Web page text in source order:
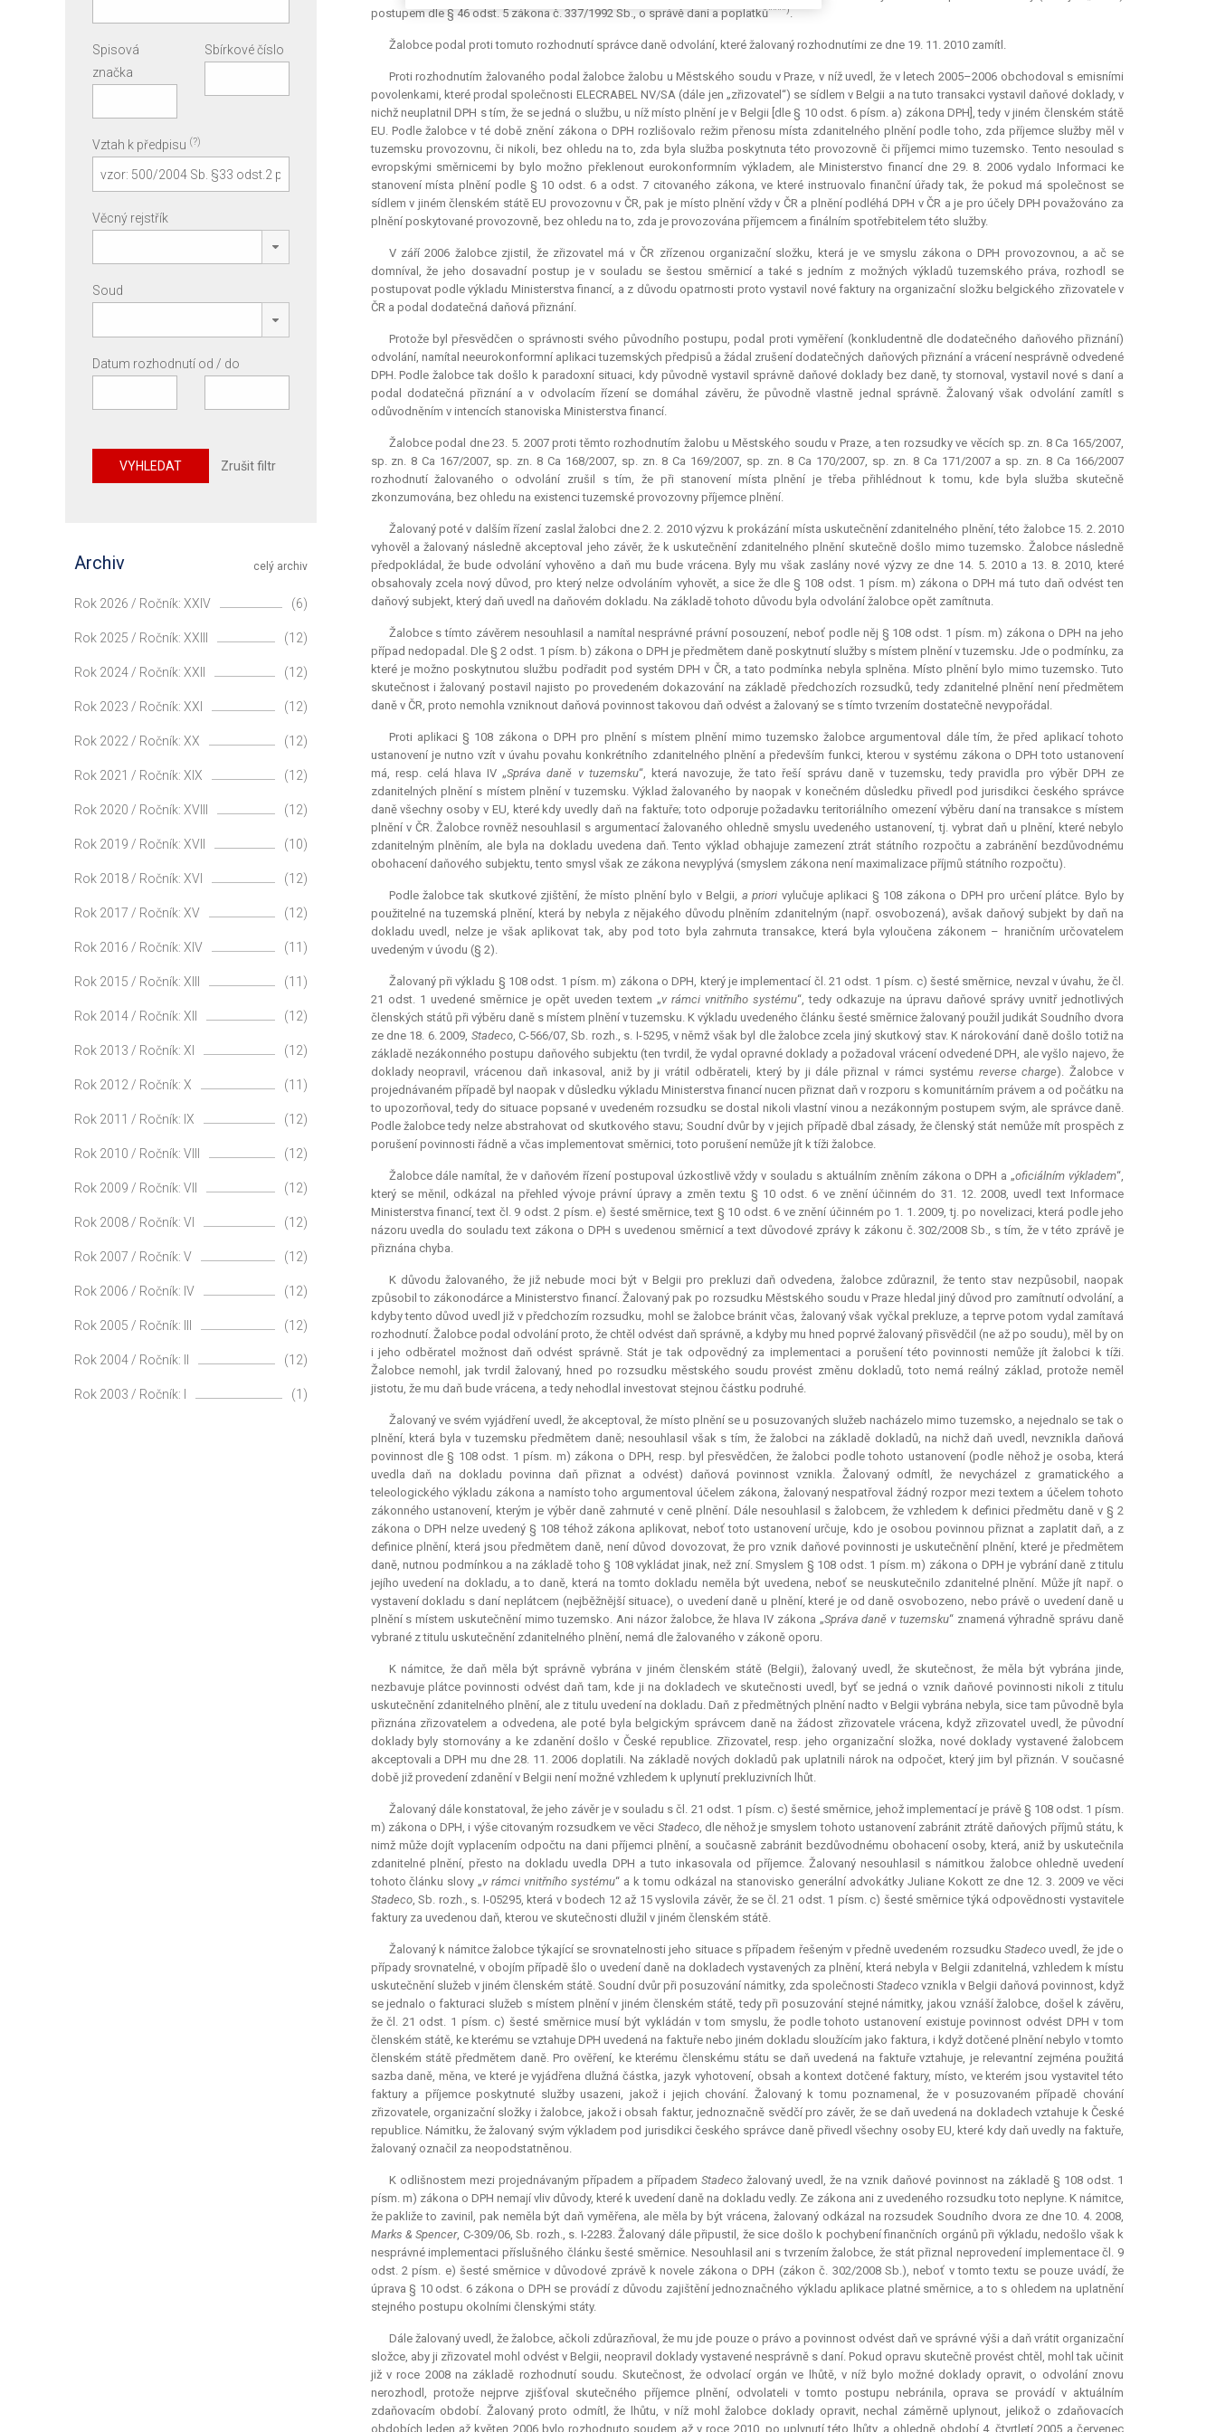
postupem dle § 46 odst. 5 zákona č. 337/1992 Sb., o správě daní a poplatků****).
Žalobce podal proti tomuto rozhodnutí správce daně odvolání, které žalovaný rozhodnutími ze dne 19. 11. 2010 zamítl.
Proti rozhodnutím žalovaného podal žalobce žalobu u Městského soudu v Praze, v níž uvedl, že v letech 2005–2006 obchodoval s emisními
povolenkami, které prodal společnosti ELECRABEL NV/SA (dále jen „zřizovatel“) se sídlem v Belgii a na tuto transakci vystavil daňové doklady, v
nichž neuplatnil DPH s tím, že se jedná o službu, u níž místo plnění je v Belgii [dle § 10 odst. 6 písm. a) zákona DPH], tedy v jiném členském státě
EU. Podle žalobce v té době znění zákona o DPH rozlišovalo režim přenosu místa zdanitelného plnění podle toho, zda příjemce služby měl v
tuzemsku provozovnu, či nikoli, bez ohledu na to, zda byla služba poskytnuta této provozovně či příjemci mimo tuzemsko. Tento nesoulad s
evropskými směrnicemi by bylo možno překlenout eurokonformním výkladem, ale Ministerstvo financí dne 29. 8. 2006 vydalo Informaci ke
stanovení místa plnění podle § 10 odst. 6 a odst. 7 citovaného zákona, ve které instruovalo finanční úřady tak, že pokud má společnost se
sídlem v jiném členském státě EU provozovnu v ČR, pak je místo plnění vždy v ČR a plnění podléhá DPH v ČR a je pro účely DPH považováno za
plnění poskytované provozovně, bez ohledu na to, zda je provozována příjemcem a finálním spotřebitelem této služby.
V září 2006 žalobce zjistil, že zřizovatel má v ČR zřízenou organizační složku, která je ve smyslu zákona o DPH provozovnou, a ač se
domníval, že jeho dosavadní postup je v souladu se šestou směrnicí a také s jedním z možných výkladů tuzemského práva, rozhodl se
postupovat podle výkladu Ministerstva financí, a z důvodu opatrnosti proto vystavil nové faktury na organizační složku belgického zřizovatele v
ČR a podal dodatečná daňová přiznání.
Protože byl přesvědčen o správnosti svého původního postupu, podal proti vyměření (konkludentně dle dodatečného daňového přiznání)
odvolání, namítal neeurokonformní aplikaci tuzemských předpisů a žádal zrušení dodatečných daňových přiznání a vrácení nesprávně odvedené
DPH. Podle žalobce tak došlo k paradoxní situaci, kdy původně vystavil správně daňové doklady bez daně, ty stornoval, vystavil nové s daní a
podal dodatečná přiznání a v odvolacím řízení se domáhal závěru, že původně vlastně jednal správně. Žalovaný však odvolání zamítl s
odůvodněním v intencích stanoviska Ministerstva financí.
Žalobce podal dne 23. 5. 2007 proti těmto rozhodnutím žalobu u Městského soudu v Praze, a ten rozsudky ve věcích sp. zn. 8 Ca 165/2007,
sp. zn. 8 Ca 167/2007, sp. zn. 8 Ca 168/2007, sp. zn. 8 Ca 169/2007, sp. zn. 8 Ca 170/2007, sp. zn. 8 Ca 171/2007 a sp. zn. 8 Ca 166/2007
rozhodnutí žalovaného o odvolání zrušil s tím, že při stanovení místa plnění je třeba přihlédnout k tomu, kde byla služba skutečně
zkonzumována, bez ohledu na existenci tuzemské provozovny příjemce plnění.
Žalovaný poté v dalším řízení zaslal žalobci dne 2. 2. 2010 výzvu k prokázání místa uskutečnění zdanitelného plnění, této žalobce 15. 2. 2010
vyhověl a žalovaný následně akceptoval jeho závěr, že k uskutečnění zdanitelného plnění skutečně došlo mimo tuzemsko. Žalobce následně
předpokládal, že bude odvolání vyhověno a daň mu bude vrácena. Byly mu však zaslány nové výzvy ze dne 14. 5. 2010 a 13. 8. 2010, které
obsahovaly zcela nový důvod, pro který nelze odvoláním vyhovět, a sice že dle § 108 odst. 1 písm. m) zákona o DPH má tuto daň odvést ten
daňový subjekt, který daň uvedl na daňovém dokladu. Na základě tohoto důvodu byla odvolání žalobce opět zamítnuta.
Žalobce s tímto závěrem nesouhlasil a namítal nesprávné právní posouzení, neboť podle něj § 108 odst. 1 písm. m) zákona o DPH na jeho
případ nedopadal. Dle § 2 odst. 1 písm. b) zákona o DPH je předmětem daně poskytnutí služby s místem plnění v tuzemsku. Jde o podmínku, za
které je možno poskytnutou službu podřadit pod systém DPH v ČR, a tato podmínka nebyla splněna. Místo plnění bylo mimo tuzemsko. Tuto
skutečnost i žalovaný postavil najisto po provedeném dokazování na základě předchozích rozsudků, tedy zdanitelné plnění není předmětem
daně v ČR, proto nemohla vzniknout daňová povinnost takovou daň odvést a žalovaný se s tímto tvrzením dostatečně nevypořádal.
Proti aplikaci § 108 zákona o DPH pro plnění s místem plnění mimo tuzemsko žalobce argumentoval dále tím, že před aplikací tohoto
ustanovení je nutno vzít v úvahu povahu konkrétního zdanitelného plnění a především funkci, kterou v systému zákona o DPH toto ustanovení
má, resp. celá hlava IV „Správa daně v tuzemsku“, která navozuje, že tato řeší správu daně v tuzemsku, tedy pravidla pro výběr DPH ze
zdanitelných plnění s místem plnění v tuzemsku. Výklad žalovaného by naopak v konečném důsledku přivedl pod jurisdikci českého správce
daně všechny osoby v EU, které kdy uvedly daň na faktuře; toto odporuje požadavku teritoriálního omezení výběru daní na transakce s místem
plnění v ČR. Žalobce rovněž nesouhlasil s argumentací žalovaného ohledně smyslu uvedeného ustanovení, tj. vybrat daň u plnění, které nebylo
zdanitelným plněním, ale byla na dokladu uvedena daň. Tento výklad obhajuje zamezení ztrát státního rozpočtu a zabránění bezdůvodnému
obohacení daňového subjektu, tento smysl však ze zákona nevyplývá (smyslem zákona není maximalizace příjmů státního rozpočtu).
Podle žalobce tak skutkové zjištění, že místo plnění bylo v Belgii, a priori vylučuje aplikaci § 108 zákona o DPH pro určení plátce. Bylo by
použitelné na tuzemská plnění, která by nebyla z nějakého důvodu plněním zdanitelným (např. osvobozená), avšak daňový subjekt by daň na
dokladu uvedl, nelze je však aplikovat tak, aby pod toto byla zahrnuta transakce, která byla vyloučena zákonem – hraničním určovatelem
uvedeným v úvodu (§ 2).
Žalovaný při výkladu § 108 odst. 1 písm. m) zákona o DPH, který je implementací čl. 21 odst. 1 písm. c) šesté směrnice, nevzal v úvahu, že čl.
21 odst. 1 uvedené směrnice je opět uveden textem „v rámci vnitřního systému“, tedy odkazuje na úpravu daňové správy uvnitř jednotlivých
členských států při výběru daně s místem plnění v tuzemsku. K výkladu uvedeného článku šesté směrnice žalovaný použil judikátSoudního dvora
ze dne 18. 6. 2009, Stadeco, C-566/07, Sb. rozh., s. I-5295, v němž však byl dle žalobce zcela jiný skutkový stav. K nárokování daně došlo totiž na
základě nezákonného postupu daňového subjektu (ten tvrdil, že vydal opravné doklady a požadoval vrácení odvedené DPH, ale vyšlo najevo, že
doklady neopravil, vrácenou daň inkasoval, aniž by ji vrátil odběrateli, který by ji dále přiznal v rámci systému reverse charge). Žalobce v
projednávaném případě byl naopak v důsledku výkladu Ministerstva financí nucen přiznat daň v rozporu s komunitárním právem a od počátku na
to upozorňoval, tedy do situace popsané v uvedeném rozsudku se dostal nikoli vlastní vinou a nezákonným postupem svým, ale správce daně.
Podle žalobce tedy nelze abstrahovat od skutkového stavu; Soudní dvůr by v jejich případě dbal zásady, že členský stát nemůže mít prospěch z
porušení povinnosti řádně a včas implementovat směrnici, toto porušení nemůže jít k tíži žalobce.
Žalobce dále namítal, že v daňovém řízení postupoval úzkostlivě vždy v souladu s aktuálním zněním zákona o DPH a „oficiálním výkladem“,
který se měnil, odkázal na přehled vývoje právní úpravy a změn textu § 10 odst. 6 ve znění účinném do 31. 12. 2008, uvedl text Informace
Ministerstva financí, text čl. 9 odst. 2 písm. e) šesté směrnice, text § 10 odst. 6 ve znění účinném po 1. 1. 2009, tj. po novelizaci, která podle jeho
názoru uvedla do souladu text zákona o DPH s uvedenou směrnicí a text důvodové zprávy k zákonu č. 302/2008 Sb., s tím, že v této zprávě je
přiznána chyba.
K důvodu žalovaného, že již nebude moci být v Belgii pro prekluzi daň odvedena, žalobce zdůraznil, že tento stav nezpůsobil, naopak
způsobil to zákonodárce a Ministerstvo financí. Žalovaný pak po rozsudku Městského soudu v Praze hledal jiný důvod pro zamítnutí odvolání, a
kdyby tento důvod uvedl již v předchozím rozsudku, mohl se žalobce bránit včas, žalovaný však vyčkal prekluze, a teprve potom vydal zamítavá
rozhodnutí. Žalobce podal odvolání proto, že chtěl odvést daň správně, a kdyby mu hned poprvé žalovaný přisvědčil (ne až po soudu), měl by on
i jeho odběratel možnost daň odvést správně. Stát je tak odpovědný za implementaci a porušení této povinnosti nemůže jít žalobci k tíži.
Žalobce nemohl, jak tvrdil žalovaný, hned po rozsudku městského soudu provést změnu dokladů, toto nemá reálný základ, protože neměl
jistotu, že mu daň bude vrácena, a tedy nehodlal investovat stejnou částku podruhé.
Žalovaný ve svém vyjádření uvedl, že akceptoval, že místo plnění se u posuzovaných služeb nacházelo mimo tuzemsko, a nejednalo se tak o
plnění, která byla v tuzemsku předmětem daně; nesouhlasil však s tím, že žalobci na základě dokladů, na nichž daň uvedl, nevznikla daňová
povinnost dle § 108 odst. 1 písm. m) zákona o DPH, resp. byl přesvědčen, že žalobci podle tohoto ustanovení (podle něhož je osoba, která
uvedla daň na dokladu povinna daň přiznat a odvést) daňová povinnost vznikla. Žalovaný odmítl, že nevycházel z gramatického a
teleologického výkladu zákona a namísto toho argumentoval účelem zákona, žalovaný nespatřoval žádný rozpor mezi textem a účelem tohoto
zákonného ustanovení, kterým je výběr daně zahrnuté v ceně plnění. Dále nesouhlasil s žalobcem, že vzhledem k definici předmětu daně v § 2
zákona o DPH nelze uvedený § 108 téhož zákona aplikovat, neboť toto ustanovení určuje, kdo je osobou povinnou přiznat a zaplatit daň, a z
definice plnění, která jsou předmětem daně, není důvod dovozovat, že pro vznik daňové povinnosti je uskutečnění plnění, které je předmětem
daně, nutnou podmínkou a na základě toho § 108 vykládat jinak, než zní. Smyslem § 108 odst. 1 písm. m) zákona o DPH je vybrání daně z titulu
jejího uvedení na dokladu, a to daně, která na tomto dokladu neměla být uvedena, neboť se neuskutečnilo zdanitelné plnění. Může jít např. o
vystavení dokladu s daní neplátcem (nejběžnější situace), o uvedení daně u plnění, které je od daně osvobozeno, nebo právě o uvedení daně u
plnění s místem uskutečnění mimo tuzemsko. Ani názor žalobce, že hlava IV zákona „Správa daně v tuzemsku“ znamená výhradně správu daně
vybrané z titulu uskutečnění zdanitelného plnění, nemá dle žalovaného v zákoně oporu.
K námitce, že daň měla být správně vybrána v jiném členském státě (Belgii), žalovaný uvedl, že skutečnost, že měla být vybrána jinde,
nezbavuje plátce povinnosti odvést daň tam, kde ji na dokladech ve skutečnosti uvedl, byť se jedná o vznik daňové povinnosti nikoli z titulu
uskutečnění zdanitelného plnění, ale z titulu uvedení na dokladu. Daň z předmětných plnění nadto v Belgii vybrána nebyla, sice tam původně byla
přiznána zřizovatelem a odvedena, ale poté byla belgickým správcem daně na žádost zřizovatele vrácena, když zřizovatel uvedl, že původní
doklady byly stornovány a ke zdanění došlo v České republice. Zřizovatel, resp. jeho organizační složka, nové doklady vystavené žalobcem
akceptovali a DPH mu dne 28. 11. 2006 doplatili. Na základě nových dokladů pak uplatnili nárok na odpočet, který jim byl přiznán. V současné
době již provedení zdanění v Belgii není možné vzhledem k uplynutí prekluzivních lhůt.
Žalovaný dále konstatoval, že jeho závěr je v souladu s čl. 21 odst. 1 písm. c) šesté směrnice, jehož implementací je právě § 108 odst. 1 písm.
m) zákona o DPH, i výše citovaným rozsudkem ve věci Stadeco, dle něhož je smyslem tohoto ustanovení zabránit ztrátě daňových příjmů státu, k
nimž může dojít vyplacením odpočtu na dani příjemci plnění, a současně zabránit bezdůvodnému obohacení osoby, která, aniž by uskutečnila
zdanitelné plnění, přesto na dokladu uvedla DPH a tuto inkasovala od příjemce. Žalovaný nesouhlasil s námitkou žalobce ohledně uvedení
tohoto článku slovy „v rámci vnitřního systému“ a k tomu odkázal na stanovisko generální advokátky Juliane Kokott ze dne 12. 3. 2009 ve věci
Stadeco, Sb. rozh., s. I-05295, která v bodech 12 až 15 vyslovila závěr, že se čl. 21 odst. 1 písm. c) šesté směrnice týká odpovědnosti vystavitele
faktury za uvedenou daň, kterou ve skutečnosti dlužil v jiném členském státě.
Žalovaný k námitce žalobce týkající se srovnatelnosti jeho situace s případem řešeným v předně uvedeném rozsudku Stadecouvedl, že jde o
případy srovnatelné, v obojím případě šlo o uvedení daně na dokladech vystavených za plnění, která nebyla v Belgii zdanitelná, vzhledem k místu
uskutečnění služeb v jiném členském státě. Soudní dvůr při posuzování námitky, zda společnosti Stadecovznikla v Belgii daňová povinnost, když
se jednalo o fakturaci služeb s místem plnění v jiném členském státě, tedy při posuzování stejné námitky, jakou vznáší žalobce, došel k závěru,
že čl. 21 odst. 1 písm. c) šesté směrnice musí být vykládán v tom smyslu, že podle tohoto ustanovení existuje povinnost odvést DPH v tom
členském státě, ke kterému se vztahuje DPH uvedená na faktuře nebo jiném dokladu sloužícím jako faktura, i když dotčené plnění nebylo v tomto
členském státě předmětem daně. Pro ověření, ke kterému členskému státu se daň uvedená na faktuře vztahuje, jerelevantní zejména použitá
sazba daně, měna, ve které je vyjádřena dlužná částka, jazyk vyhotovení, obsah a kontext dotčené faktury, místo, ve kterém jsou vystavitel této
faktury a příjemce poskytnuté služby usazeni, jakož i jejich chování. Žalovaný k tomu poznamenal, že v posuzovaném případě chování
zřizovatele, organizační složky i žalobce, jakož i obsah faktur, jednoznačně svědčí pro závěr, že se daň uvedená na dokladech vztahuje k České
republice. Námitku, že žalovaný svým výkladem pod jurisdikci českého správce daně přivedl všechny osoby EU, které kdy daň uvedly na faktuře,
žalovaný označil za neopodstatněnou.
K odlišnostem mezi projednávaným případem a případemStadeco žalovaný uvedl, že na vznik daňové povinnost na základě § 108 odst. 1
písm. m) zákona o DPH nemají vliv důvody, které k uvedení daně na dokladu vedly. Ze zákona ani z uvedeného rozsudku toto neplyne. K námitce,
že pakliže to zavinil, pak neměla být daň vyměřena, ale měla by být vrácena, žalovaný odkázal na rozsudek Soudního dvora ze dne 10. 4. 2008,
Marks & Spencer, C-309/06, Sb. rozh., s. I-2283. Žalovaný dále připustil, že sice došlo k pochybení finančních orgánů při výkladu, nedošlo však k
nesprávné implementaci příslušného článku šesté směrnice. Nesouhlasil ani s tvrzením žalobce, že stát přiznal neprovedení implementace čl. 9
odst. 2 písm. e) šesté směrnice v důvodové zprávě k novele zákona o DPH (zákon č. 302/2008 Sb.), neboť v tomto textu se pouze uvádí, že
úprava § 10 odst. 6 zákona o DPH se provádí z důvodu zajištění jednoznačného výkladu aplikace platné směrnice, a to s ohledem na uplatnění
stejného postupu okolními členskými státy.
Dále žalovaný uvedl, že žalobce, ačkoli zdůrazňoval, že mu jde pouze o právo a povinnost odvést daň ve správné výši a daň vrátit organizační
složce, aby ji zřizovatel mohl odvést v Belgii, neopravil doklady vystavené nesprávně s daní. Pokud opravu skutečně provést chtěl, mohl tak učinit
již v roce 2008 na základě rozhodnutí soudu. Skutečnost, že odvolací orgán ve lhůtě, v níž bylo možné doklady opravit, o odvolání znovu
nerozhodl, protože nejprve zjišťoval skutečného příjemce plnění, odvolateli v tomto postupu nebránila, oprava se provádí v aktuálním
zdaňovacím období. Žalovaný proto odmítl, že lhůtu, v níž mohl žalobce doklady opravit, nechal záměrně uplynout, jelikož o zdaňovacích
obdobích leden až květen 2006 bylo rozhodnuto soudem až v roce 2010, po uplynutí této lhůty, a ohledně období 4. čtvrtletí 2005 a červenec
Spisová
značka
Sbírkové číslo
Vztah k předpisu (?)
Věcný rejstřík
Soud
Datum rozhodnutí od / do
VYHLEDAT Zrušit filtr
celý archiv
Archiv
Rok 2026 / Ročník: XXIV (6)
Rok 2025 / Ročník: XXIII (12)
Rok 2024 / Ročník: XXII (12)
Rok 2023 / Ročník: XXI (12)
Rok 2022 / Ročník: XX (12)
Rok 2021 / Ročník: XIX (12)
Rok 2020 / Ročník: XVIII (12)
Rok 2019 / Ročník: XVII (10)
Rok 2018 / Ročník: XVI (12)
Rok 2017 / Ročník: XV (12)
Rok 2016 / Ročník: XIV (11)
Rok 2015 / Ročník: XIII (11)
Rok 2014 / Ročník: XII (12)
Rok 2013 / Ročník: XI (12)
Rok 2012 / Ročník: X (11)
Rok 2011 / Ročník: IX (12)
Rok 2010 / Ročník: VIII (12)
Rok 2009 / Ročník: VII (12)
Rok 2008 / Ročník: VI (12)
Rok 2007 / Ročník: V (12)
Rok 2006 / Ročník: IV (12)
Rok 2005 / Ročník: III (12)
Rok 2004 / Ročník: II (12)
Rok 2003 / Ročník: I (1)